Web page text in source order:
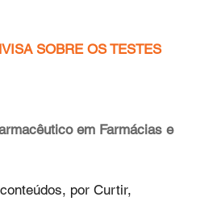
SOBRE OS TESTES
em Farmácias e
por Curtir,